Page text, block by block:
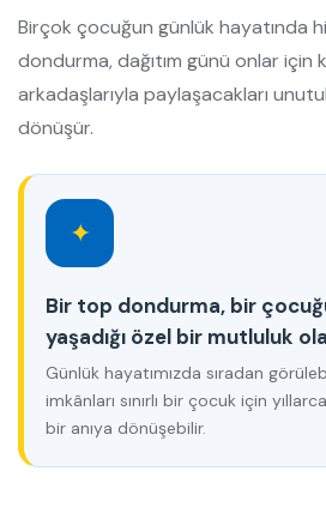
Birçok çocuğun günlük hayatında
dondurma, dağıtım günü onlar için
arkadaşlarıyla paylaşacakları
dönüşür.
✦
Bir top dondurma, bir
yaşadığı özel bir mutluluk
Günlük hayatımızda sıradan
imkânları sınırlı bir çocuk için
bir anıya dönüşebilir.